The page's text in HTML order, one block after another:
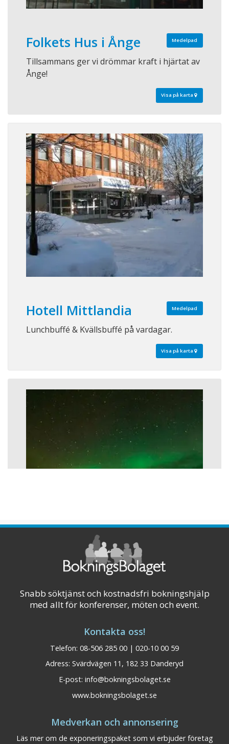
Medelpad
Folkets Hus i Ånge
Tillsammans ger vi drömmar kraft i hjärtat av
Ånge!
Visa på karta
Medelpad
Hotell Mittlandia
Lunchbuffé & Kvällsbuffé på vardagar.
Visa på karta
Hussborg Herrgård &
Anrik anläggning från 1800-talets mitt.
håls golfbana runt om.
Visa på karta
Snabb söktjänst och kostnadsfri bokningshjälp
med allt för konferenser, möten och event.
Kontakta oss!
Telefon: 08-506 285 00 | 020-10 00 59
Adress: Svärdvägen 11, 182 33 Danderyd
E-post: info@bokningsbolaget.se
www.bokningsbolaget.se
Medverkan och annonsering
Läs mer om de exponeringspaket som vi erbjuder företag